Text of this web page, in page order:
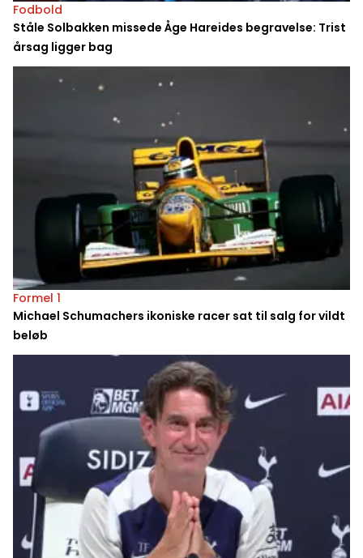
Fodbold
Ståle Solbakken missede Åge Hareides begravelse: Trist
årsag ligger bag
Formel 1
Michael Schumachers ikoniske racer sat til salg for vildt
beløb